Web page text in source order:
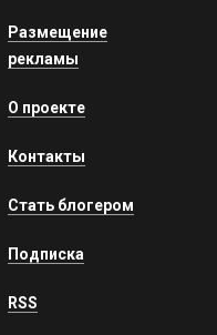
Размещение
рекламы
О проекте
Контакты
Стать блогером
Подписка
RSS